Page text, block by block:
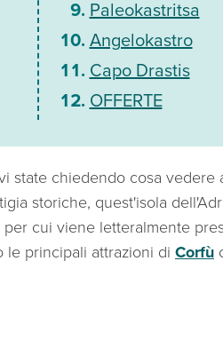
Paleokastritsa
Angelokastro
Capo Drastis
OFFERTE
state chiedendo cosa vedere
storiche, quest'isola
cui viene letteralmente
le principali attrazioni di Corfù